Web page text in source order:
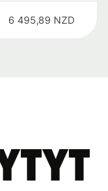
6 495,89 NZD